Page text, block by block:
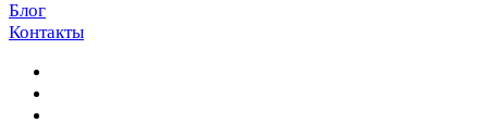
Блог
Контакты